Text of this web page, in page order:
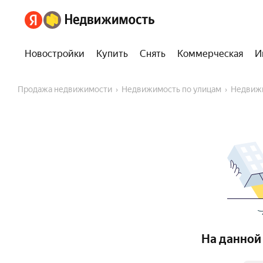
Новостройки Купить Снять Коммерческая
Продажа недвижимости Недвижимость по улицам
На